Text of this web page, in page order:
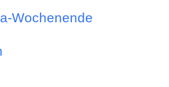
Wochenende